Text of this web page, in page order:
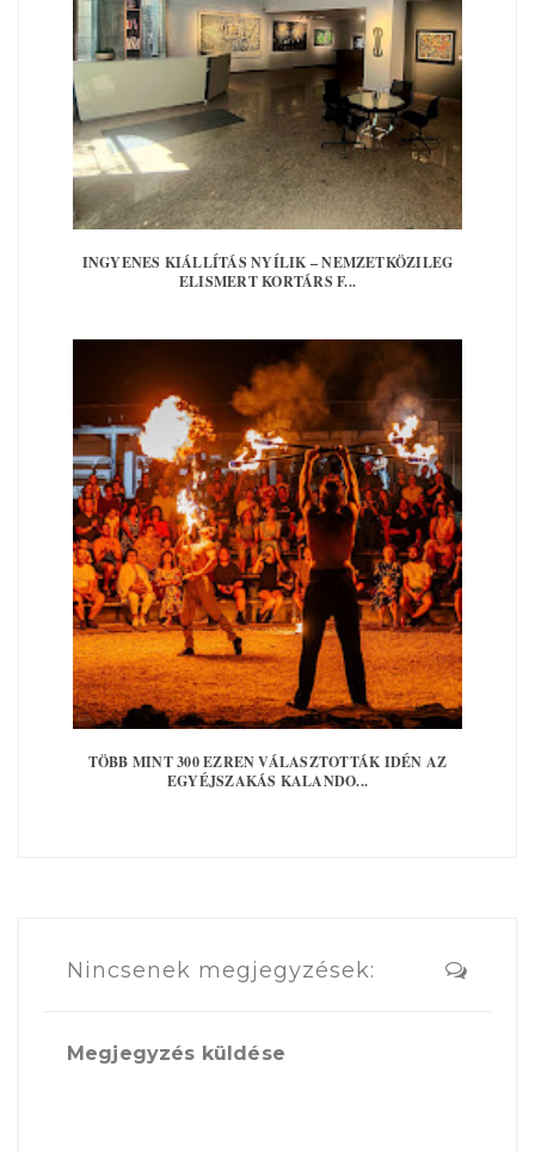
INGYENES KIÁLLÍTÁS NYÍLIK – NEMZETKÖZILEG
ELISMERT KORTÁRS F...
TÖBB MINT 300 EZREN VÁLASZTOTTÁK IDÉN AZ
EGYÉJSZAKÁS KALANDO...
Nincsenek megjegyzések:
Megjegyzés küldése